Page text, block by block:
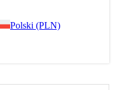
Polski (PLN)